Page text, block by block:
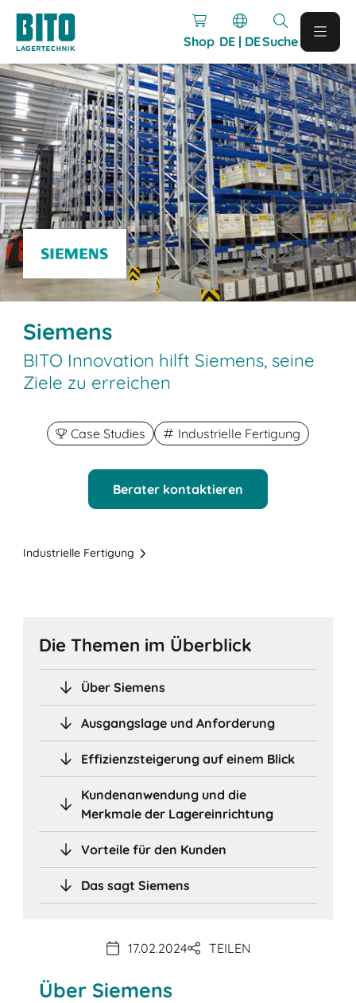
Shop DE | DESuche
Siemens
BITO Innovation hilft Siemens, seine
Ziele zu erreichen
Case Studies Industrielle Fertigung
Berater kontaktieren
Industrielle Fertigung
Die Themen im Überblick
Über Siemens
Ausgangslage und Anforderung
Effizienzsteigerung auf einem Blick
Kundenanwendung und die
Merkmale der Lagereinrichtung
Vorteile für den Kunden
Das sagt Siemens
17.02.2024 TEILEN
Über Siemens